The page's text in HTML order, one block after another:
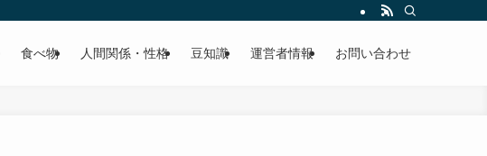
食べ物 人間関係・性格 豆知識 運営者情報 お問い合わせ